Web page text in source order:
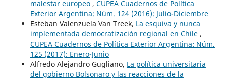
malestar europeo , CUPEA Cuadernos de Política
Exterior Argentina: Núm. 124 (2016): Julio-Diciembre
Esteban Valenzuela Van Treek, La esquiva y nunca
implementada democratización regional en Chile ,
CUPEA Cuadernos de Política Exterior Argentina: Núm.
125 (2017): Enero-Junio
Alfredo Alejandro Gugliano, La política universitaria
del gobierno Bolsonaro y las reacciones de la